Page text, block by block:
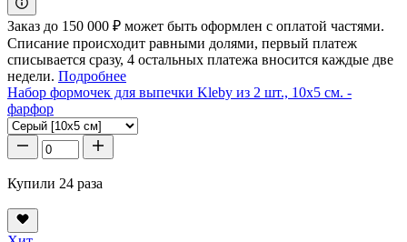
Заказ до 150 000 ₽ может быть оформлен с оплатой частями.
Списание происходит равными долями, первый платеж
списывается сразу, 4 остальных платежа вносится каждые две
недели. Подробнее
Набор формочек для выпечки Kleby из 2 шт., 10x5 см. -
фарфор
Купили 24 раза